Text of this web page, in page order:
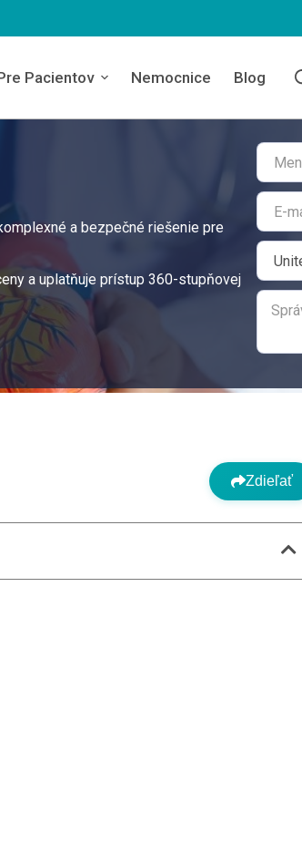
Pacientov Nemocnice Blog
a bezpečné riešenie pre
a uplatňuje prístup 360-stupňovej
Zdieľať